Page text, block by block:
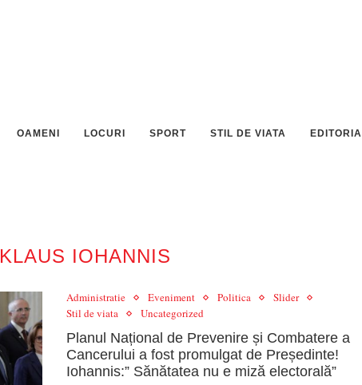
OAMENI LOCURI SPORT STIL DE VIATA
KLAUS IOHANNIS
Administratie Eveniment Politica
Slider
Stil de viata
Uncategorized
Planul Național de Prevenire și Combatere a
Cancerului a fost promulgat de Președinte!
Iohannis:” Sănătatea nu e miză electorală”